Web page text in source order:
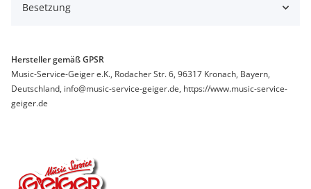
Besetzung
Hersteller gemäß GPSR
Music-Service-Geiger e.K., Rodacher Str. 6, 96317 Kronach, Bayern,
Deutschland, info@music-service-geiger.de, https://www.music-service-
geiger.de